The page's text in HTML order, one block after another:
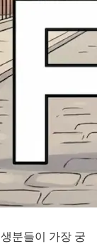
분들이 가장 궁